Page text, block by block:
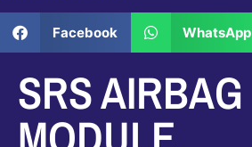
Facebook WhatsApp
SRS AIRBAG